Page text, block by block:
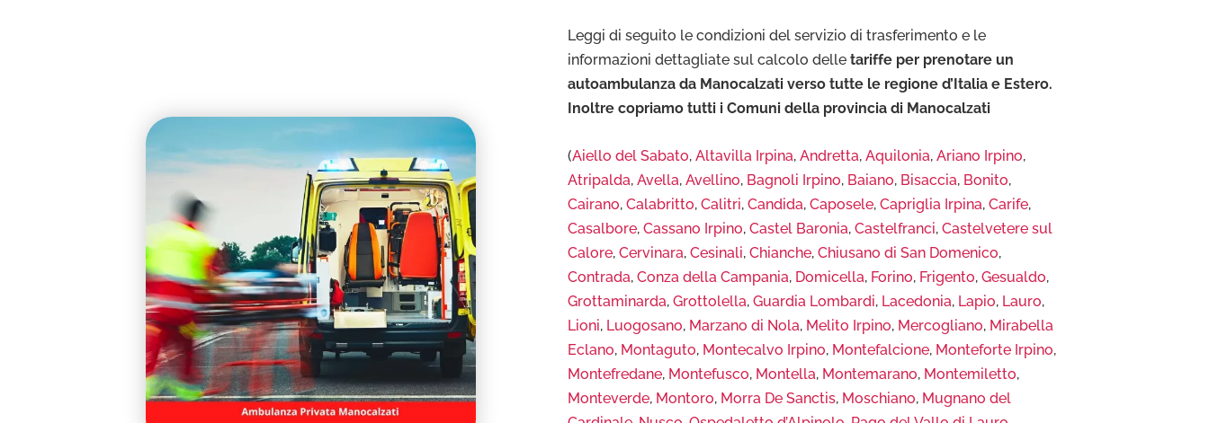
Leggi di seguito le condizioni del servizio di trasferimento e le
informazioni dettagliate sul calcolo delletariffe per prenotare un
autoambulanza da Manocalzati verso tutte le regione d’Italia e Estero.
Inoltre copriamo tutti i Comuni della provincia di Manocalzati
(Aiello del Sabato,Altavilla Irpina,Andretta,Aquilonia,Ariano Irpino,
Atripalda,Avella,Avellino, Bagnoli Irpino, Baiano, Bisaccia, Bonito,
Cairano,Calabritto,Calitri,Candida,Caposele,Capriglia Irpina,Carife,
Casalbore,Cassano Irpino,Castel Baronia,Castelfranci,Castelvetere sul
Calore,Cervinara,Cesinali,Chianche,Chiusano di San Domenico,
Contrada,Conza della Campania, Domicella, Forino, Frigento,Gesualdo,
Grottaminarda,Grottolella,Guardia Lombardi, Lacedonia, Lapio, Lauro,
Lioni, Luogosano, Marzano di Nola, Melito Irpino, Mercogliano, Mirabella
Eclano, Montaguto, Montecalvo Irpino, Montefalcione, Monteforte Irpino,
Montefredane, Montefusco, Montella, Montemarano, Montemiletto,
Monteverde, Montoro, Morra De Sanctis, Moschiano, Mugnano del